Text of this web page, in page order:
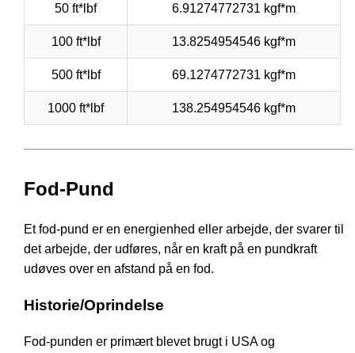
50 ft*lbf 6.91274772731 kgf*m
100 ft*lbf 13.8254954546 kgf*m
500 ft*lbf 69.1274772731 kgf*m
1000 ft*lbf 138.254954546 kgf*m
Fod-Pund
Et fod-pund er en energienhed eller arbejde, der svarer til
det arbejde, der udføres, når en kraft på en pundkraft
udøves over en afstand på en fod.
Historie/Oprindelse
Fod-punden er primært blevet brugt i USA og